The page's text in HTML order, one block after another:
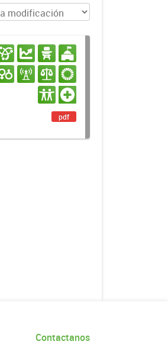
pdf
Contactanos